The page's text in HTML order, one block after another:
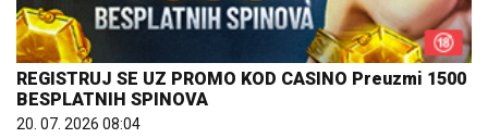
REGISTRUJ SE UZ PROMO KOD CASINO Preuzmi 1500
BESPLATNIH SPINOVA
20. 07. 2026 08:04